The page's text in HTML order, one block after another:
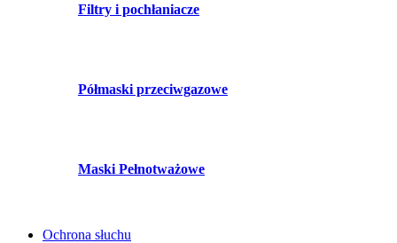
Filtry i pochłaniacze
Półmaski przeciwgazowe
Maski Pełnotważowe
Ochrona słuchu